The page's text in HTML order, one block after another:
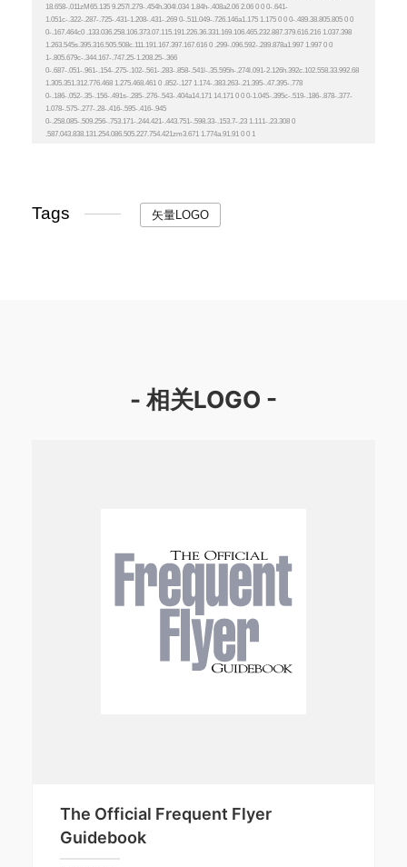
Tags 矢量LOGO
- 相关LOGO -
The Official Frequent Flyer
Guidebook